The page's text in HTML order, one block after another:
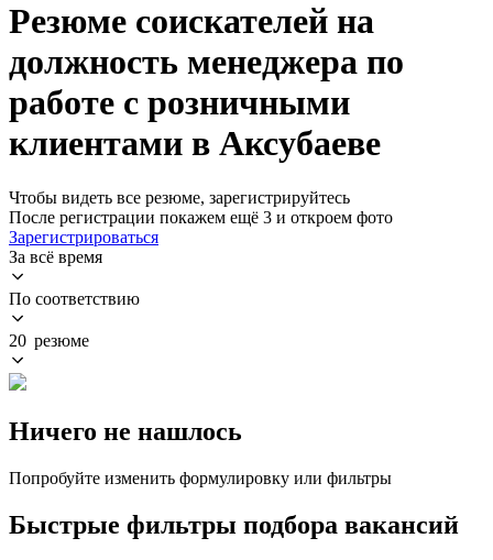
Резюме соискателей на
должность менеджера по
работе с розничными
клиентами в Аксубаеве
Чтобы видеть все резюме, зарегистрируйтесь
После регистрации покажем ещё 3 и откроем фото
Зарегистрироваться
За всё время
По соответствию
20 резюме
Ничего не нашлось
Попробуйте изменить формулировку или фильтры
Быстрые фильтры подбора вакансий